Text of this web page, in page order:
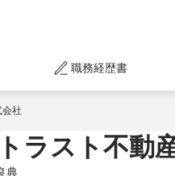
職務経歴書
社
ラスト不動
典